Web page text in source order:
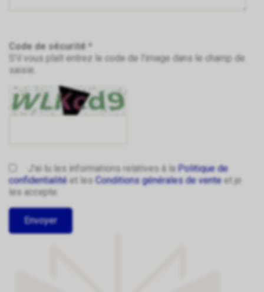
Code de sécurité *
S'il vous plaît entrez le code de l'image dans le champ de
saisie.
J'ai lu les informations relatives à la Politique de
confidentialitéet lesConditions générales de venteet je
les accepte.